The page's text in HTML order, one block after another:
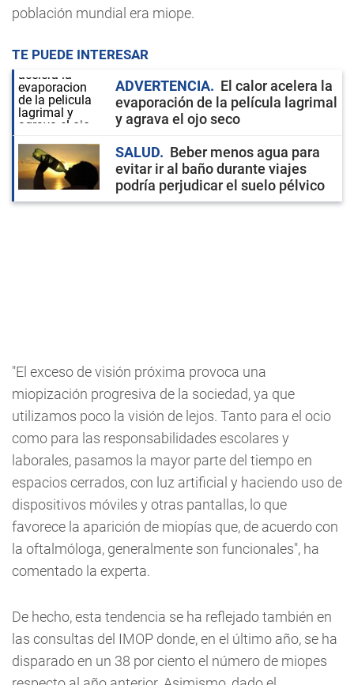
población mundial era miope.
TE PUEDE INTERESAR
ADVERTENCIA
El calor acelera la
evaporación de la película lagrimal
y agrava el ojo seco
SALUD
Beber menos agua para
evitar ir al baño durante viajes
podría perjudicar el suelo pélvico
"El exceso de visión próxima provoca una
miopización progresiva de la sociedad, ya que
utilizamos poco la visión de lejos. Tanto para el ocio
como para las responsabilidades escolares y
laborales, pasamos la mayor parte del tiempo en
espacios cerrados, con luz artificial y haciendo uso de
dispositivos móviles y otras pantallas, lo que
favorece la aparición de miopías que, de acuerdo con
la oftalmóloga, generalmente son funcionales", ha
comentado la experta.
De hecho, esta tendencia se ha reflejado también en
las consultas del IMOP donde, en el último año, se ha
disparado en un 38 por ciento el número de miopes